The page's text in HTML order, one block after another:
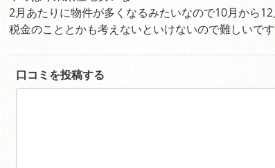
2月あたりに物件が多くなるみたいなので10月から
税金のこととかも考えないといけないので難しいで
口コミを投稿する